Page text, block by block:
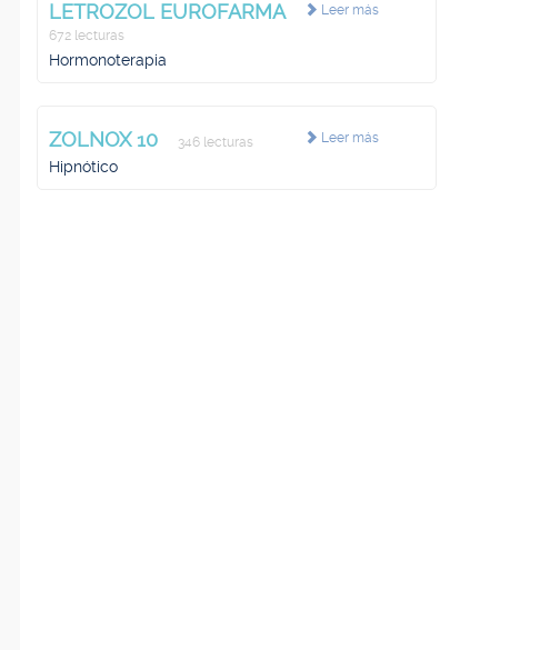
Leer más
LETROZOL EUROFARMA
672 lecturas
Hormonoterapia
Leer más
ZOLNOX 10 346 lecturas
Hipnótico